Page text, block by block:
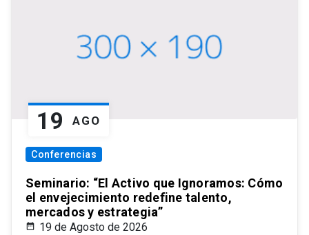
19 AGO
Conferencias
Seminario: “El Activo que Ignoramos: Cómo
el envejecimiento redefine talento,
mercados y estrategia”
19 de Agosto de 2026